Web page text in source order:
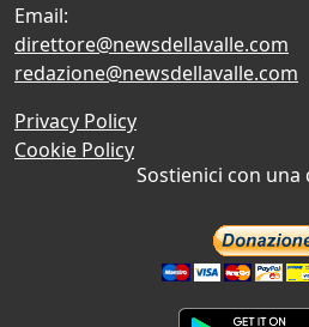
Email:
direttore@newsdellavalle.com
redazione@newsdellavalle.com
Privacy Policy
Cookie Policy
Sostienici con una